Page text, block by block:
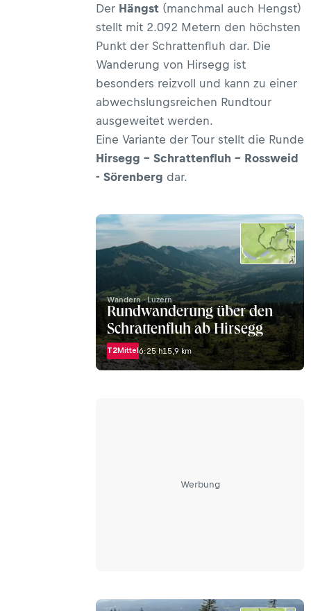
Der Hängst (manchmal auch Hengst)
stellt mit 2.092 Metern den höchsten
Punkt der Schrattenfluh dar. Die
Wanderung von Hirsegg ist
besonders reizvoll und kann zu einer
abwechslungsreichen Rundtour
ausgeweitet werden.
Eine Variante der Tour stellt die Runde
Hirsegg - Schrattenfluh - Rossweid
- Sörenberg dar.
Wandern · Luzern
Rundwanderung über den
Schrattenfluh ab Hirsegg
T2Mittel6:25 h15,9 km
Werbung